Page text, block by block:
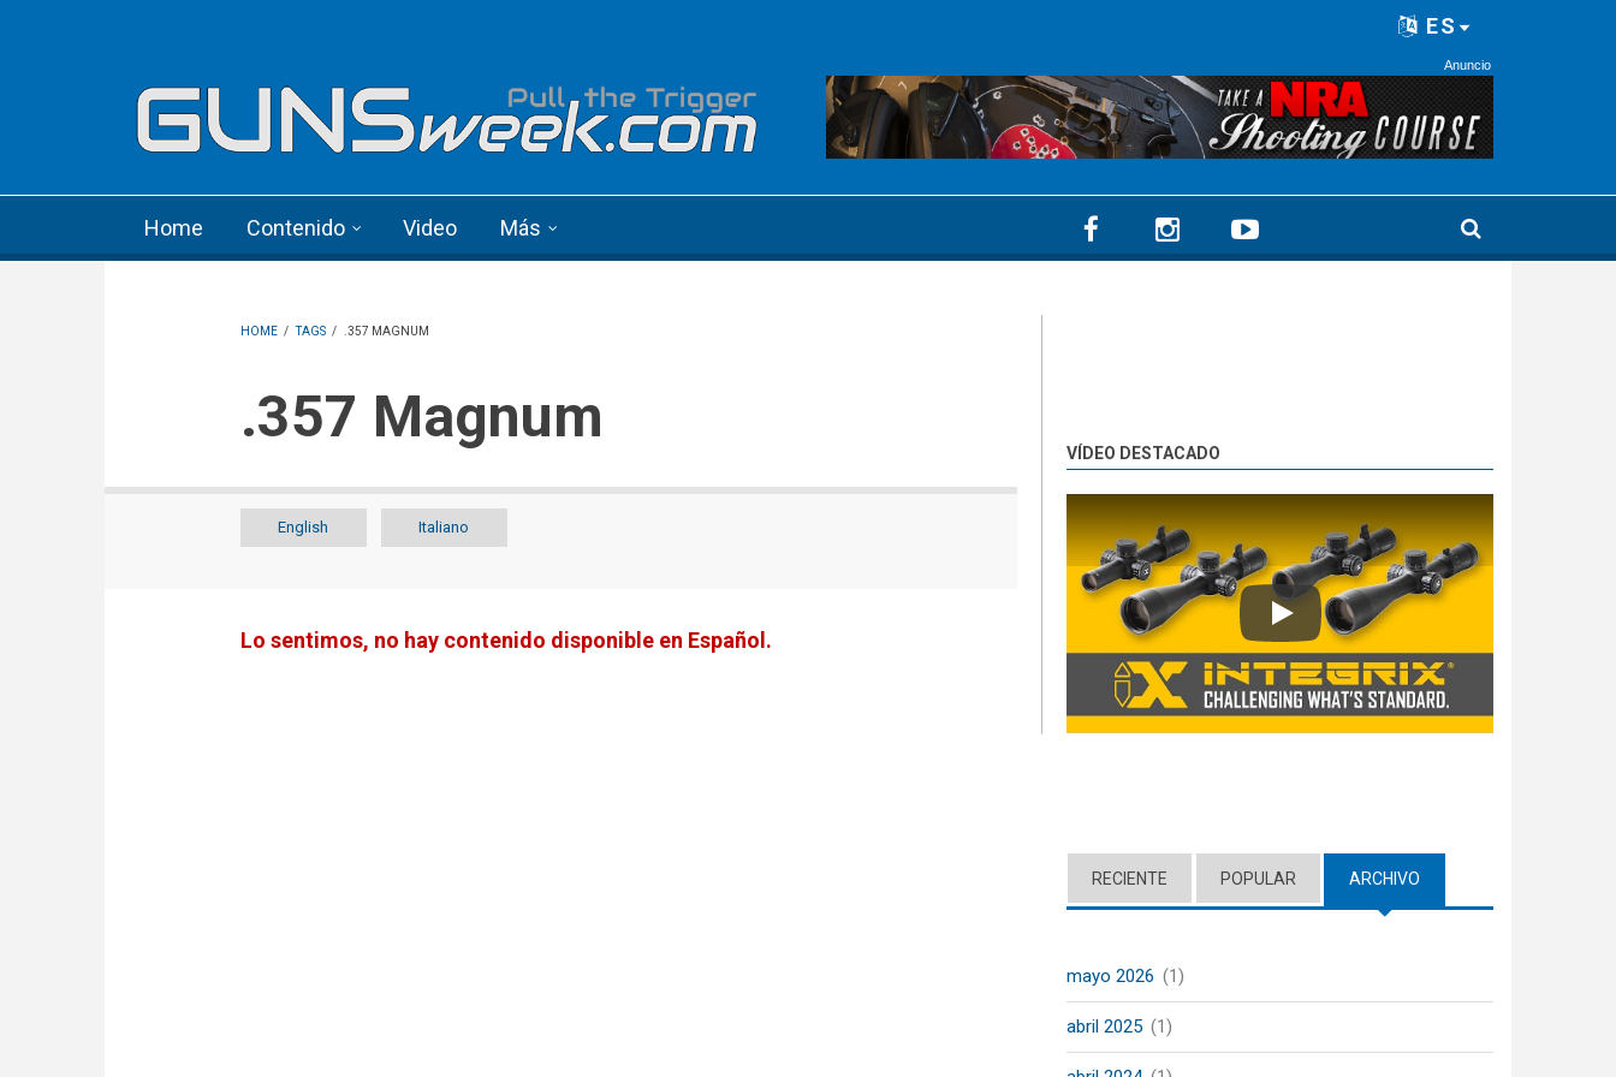
ES
Anuncio
Home Contenido Video Más
HOME / TAGS / .357 MAGNUM
.357 Magnum
English Italiano
Lo sentimos, no hay contenido disponible en Español.
VÍDEO DESTACADO
Play
RECIENTE POPULAR ARCHIVO
mayo 2026 (1)
abril 2025 (1)